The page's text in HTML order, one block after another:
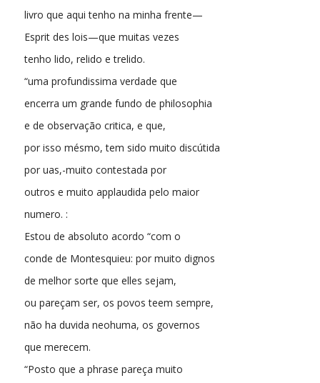
livro que aqui tenho na minha frente—
Esprit des lois—que muitas vezes
tenho lido, relido e trelido.
“uma profundissima verdade que
encerra um grande fundo de philosophia
e de observação critica, e que,
por isso mésmo, tem sido muito discútida
por uas,-muito contestada por
outros e muito applaudida pelo maior
numero. :
Estou de absoluto acordo “com o
conde de Montesquieu: por muito dignos
de melhor sorte que elles sejam,
ou pareçam ser, os povos teem sempre,
não ha duvida neohuma, os governos
que merecem.
“Posto que a phrase pareça muito